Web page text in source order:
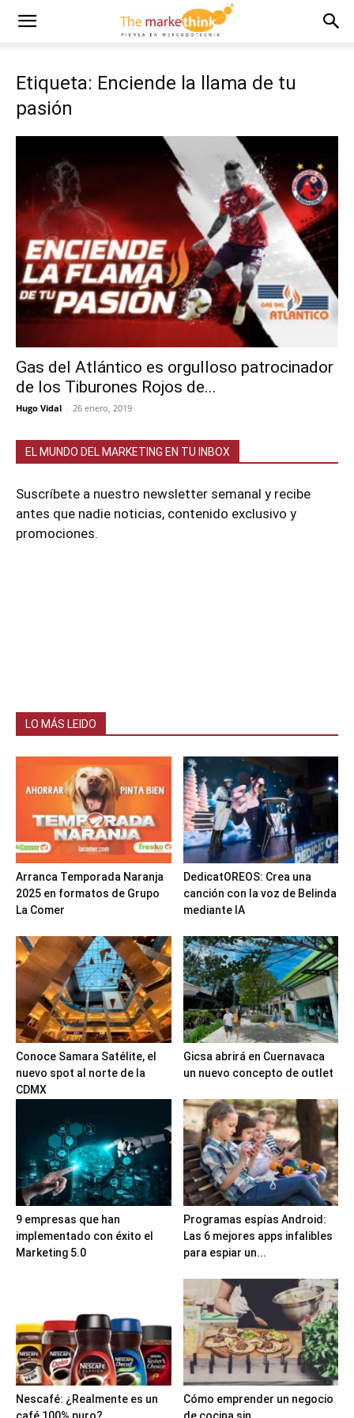
Etiqueta: Enciende la llama de tu
pasión
Gas del Atlántico es orgulloso patrocinador
de los Tiburones Rojos de...
Hugo Vidal - 26 enero, 2019
EL MUNDO DEL MARKETING EN TU INBOX
Suscríbete a nuestro newsletter semanal y recibe
antes que nadie noticias, contenido exclusivo y
promociones.
LO MÁS LEIDO
Arranca Temporada Naranja
2025 en formatos de Grupo
La Comer
DedicatOREOS: Crea una
canción con la voz de Belinda
mediante IA
Conoce Samara Satélite, el
nuevo spot al norte de la
CDMX
Gicsa abrirá en Cuernavaca
un nuevo concepto de outlet
9 empresas que han
implementado con éxito el
Marketing 5.0
Programas espías Android:
Las 6 mejores apps infalibles
para espiar un...
Nescafé: ¿Realmente es un
Cómo emprender un negocio